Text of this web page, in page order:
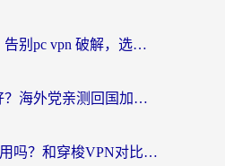
海外党避坑指南：告别pc vpn 破解，选对回国加速器轻松访问国内资源
穿梭和海龟哪个好？海外党亲测回国加速器，附电脑免费VPN推荐
Quickback VPN好用吗？和穿梭VPN对比哪个回国效果更好？海外党必看的真实测评与选择指南